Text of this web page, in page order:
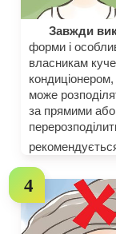
Завжди
форми і
власникам
може
за прямими